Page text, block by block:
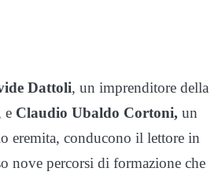
Dattoli, un imprenditore della
e Claudio Ubaldo Cortoni, un
eremita, conducono il lettore in
nove percorsi di formazione che